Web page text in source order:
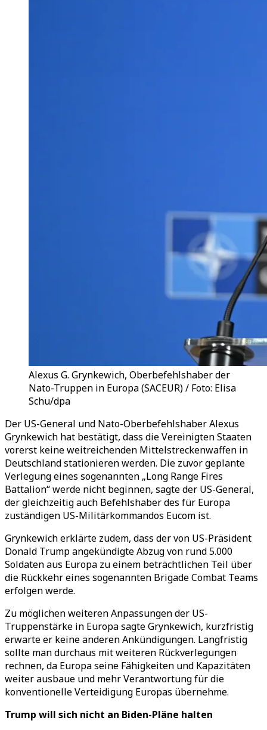
Alexus G. Grynkewich, Oberbefehlshaber der
Nato-Truppen in Europa (SACEUR) / Foto: Elisa
Schu/dpa
Der US-General und Nato-Oberbefehlshaber Alexus
Grynkewich hat bestätigt, dass die Vereinigten Staaten
vorerst keine weitreichenden Mittelstreckenwaffen in
Deutschland stationieren werden. Die zuvor geplante
Verlegung eines sogenannten „Long Range Fires
Battalion“ werde nicht beginnen, sagte der US-General,
der gleichzeitig auch Befehlshaber des für Europa
zuständigen US-Militärkommandos Eucom ist.
Grynkewich erklärte zudem, dass der von US-Präsident
Donald Trump angekündigte Abzug von rund 5.000
Soldaten aus Europa zu einem beträchtlichen Teil über
die Rückkehr eines sogenannten Brigade Combat Teams
erfolgen werde.
Zu möglichen weiteren Anpassungen der US-
Truppenstärke in Europa sagte Grynkewich, kurzfristig
erwarte er keine anderen Ankündigungen. Langfristig
sollte man durchaus mit weiteren Rückverlegungen
rechnen, da Europa seine Fähigkeiten und Kapazitäten
weiter ausbaue und mehr Verantwortung für die
konventionelle Verteidigung Europas übernehme.
Trump will sich nicht an Biden-Pläne halten